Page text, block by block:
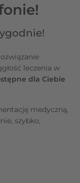
leczenia w
dla Ciebie
medyczną,
szybko,